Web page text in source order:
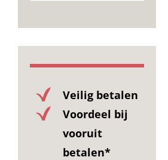
Veilig betalen
Voordeel bij
vooruit
betalen*